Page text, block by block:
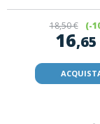
18,50 € (-
16